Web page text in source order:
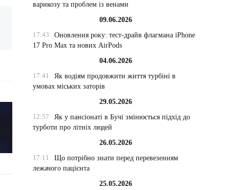
варикозу та проблем із венами
09.06.2026
17:43
Оновлення року: тест-драйв флагмана iPhone
17 Pro Max та нових AirPods
04.06.2026
17:41
Як водіям продовжити життя турбіні в
умовах міських заторів
29.05.2026
12:57
Як у пансіонаті в Бучі змінюється підхід до
турботи про літніх людей
26.05.2026
17:11
Що потрібно знати перед перевезенням
лежачого пацієнта
25.05.2026